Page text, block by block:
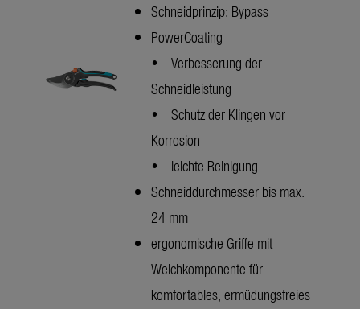
Schneidprinzip: Bypass
PowerCoating
• Verbesserung der
Schneidleistung
• Schutz der Klingen vor
Korrosion
• leichte Reinigung
Schneiddurchmesser bis max.
24 mm
ergonomische Griffe mit
Weichkomponente für
komfortables, ermüdungsfreies